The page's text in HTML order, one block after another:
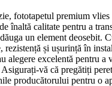
fototapetul premium vlies
înaltă calitate pentru a
un element deosebit.
rezistență și ușurință în
alegere excelentă pentru a
vă că pregătiți
producătorului pentru o